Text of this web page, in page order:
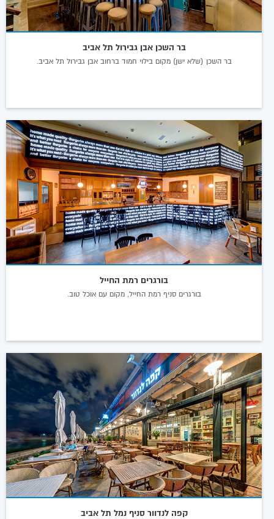
בר השכן אבן גבירול תל אביב
בר השכן (שלא ישן) מקום בילוי חמוד ברחוב אבן גבירול תל אביב.
בורגרים רמת החייל
בורגרים סניף רמת החייל, מקום עם אוכל טוב.
קפה לנדוור סניף נמל תל אביב